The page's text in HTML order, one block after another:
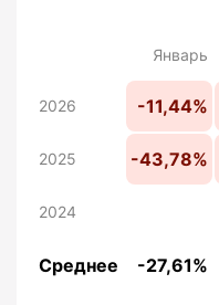
Январь
2026 -11,44%
2025 -43,78%
2024
Среднее -27,61%